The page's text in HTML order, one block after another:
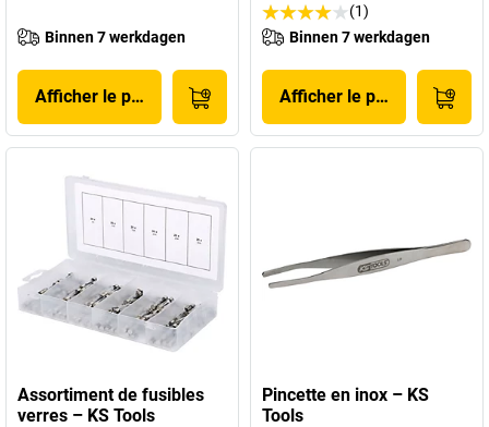
Binnen 7 werkdagen
Afficher le produit
(1)
Binnen 7 werkdagen
Afficher le produit
Assortiment de fusibles
verres – KS Tools
Pincette en inox – KS
Tools